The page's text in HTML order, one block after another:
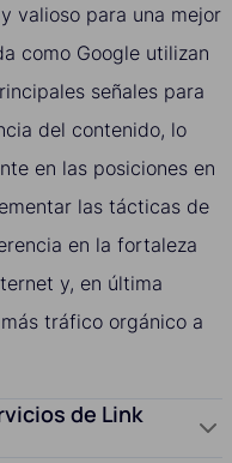
valioso para una mejor
como Google utilizan
señales para
del contenido, lo
en las posiciones en
las tácticas de
en la fortaleza
y, en última
tráfico orgánico a
de Link